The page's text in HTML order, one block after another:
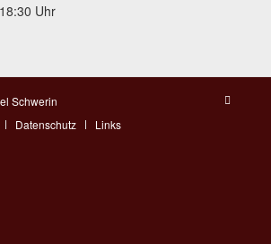
Uhr
Schwerin
Datenschutz Links